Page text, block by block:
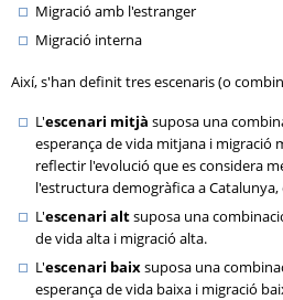
Migració amb l'estranger
Migració interna
Així, s'han definit tres escenaris (o
L'escenari mitjà suposa una
esperança de vida mitjana i migració
reflectir l'evolució que es considera
l'estructura demogràfica a
L'escenari altsuposa una
de vida alta i migració alta.
L'escenari baixsuposa una
esperança de vida baixa i migració